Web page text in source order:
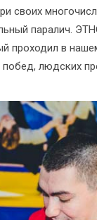
своих
паралич.
проходил в
людских